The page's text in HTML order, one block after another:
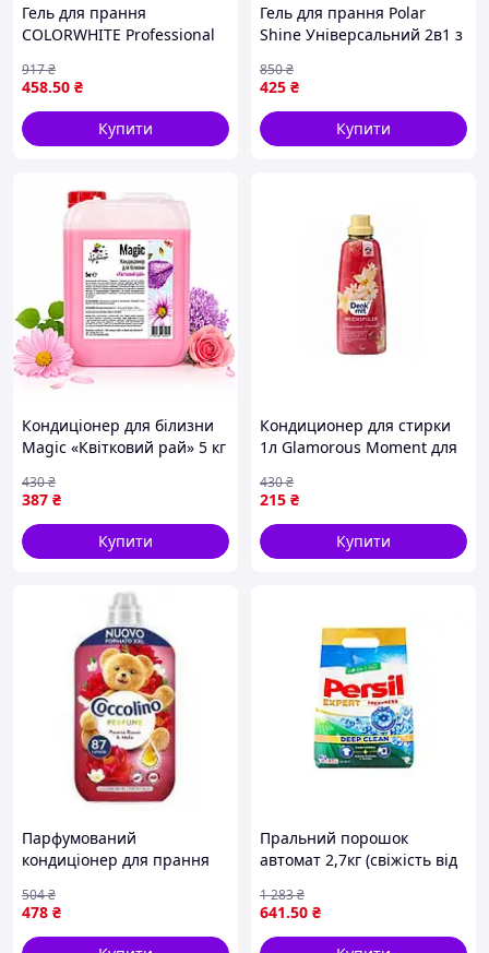
Гель для прання
COLORWHITE Professional
SAMA "Lv"
458.50 ₴
917₴
Купити
Гель для прання Polar
Shine Універсальний 2в1 з
кольорової білизни 5 л
425 ₴
850₴
Купити
Кондиціонер для білизни
Magic «Квітковий рай» 5 кг
ополіскувач для всіх типів
тканин, антистатичний
ефект
387 ₴
430₴
Купити
Кондиционер для стирки
1л Glamorous Moment для
одежды ТМ DENKMIT
215 ₴
430₴
Купити
Парфумований
кондиціонер для прання
1.827 л 87 прань
478 ₴
504₴
Пральний порошок
автомат 2,7кг (свіжість від
641.50 ₴
1 283₴